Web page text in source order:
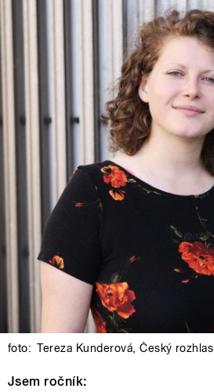
foto: Tereza Kunderová,Český rozhlas
Jsem ročník: